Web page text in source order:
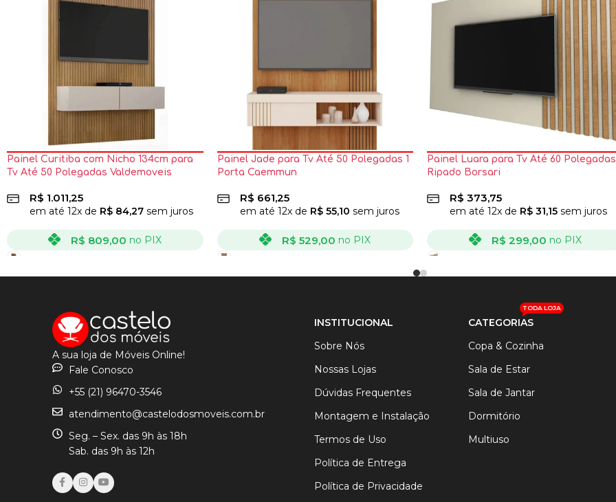
Painel Curitiba com Nicho 134cm para
Tv Até 50 Polegadas Valdemoveis
R$ 1.011,25
em até 12x de R$ 84,27 sem juros
R$ 809,00 no PIX
VER OPÇÕES
Painel Jade para Tv Até 50 Polegadas 1
Porta Caemmun
R$ 661,25
em até 12x de R$55,10 sem juros
R$ 529,00 no PIX
VER OPÇÕES
Painel Luara para Tv Até 60 Polegadas
Ripado Borsari
R$ 373,75
em até 12x de R$ 31,15 sem juros
R$ 299,00 no PIX
VER OPÇÕES
A sua loja de Móveis Online!
Fale Conosco
+55 (21) 96470-3546
atendimento@castelodosmoveis.com.br
Seg. – Sex. das 9h às 18h
Sab. das 9h às 12h
INSTITUCIONAL
Sobre Nós
Nossas Lojas
Dúvidas Frequentes
Montagem e Instalação
Termos de Uso
Política de Entrega
Política de Privacidade
CATEGORIAS
TODA LOJA
Copa & Cozinha
Sala de Estar
Sala de Jantar
Dormitório
Multiuso